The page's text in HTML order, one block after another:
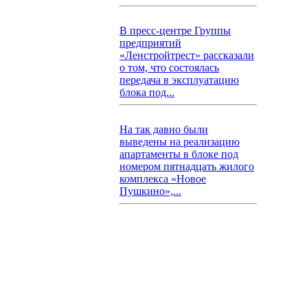
В пресс-центре Группы
предприятий
«Ленстройтрест» рассказали
о том, что состоялась
передача в эксплуатацию
блока под...
На так давно были
выведены на реализацию
апартаменты в блоке под
номером пятнадцать жилого
комплекса «Новое
Пушкино»,...